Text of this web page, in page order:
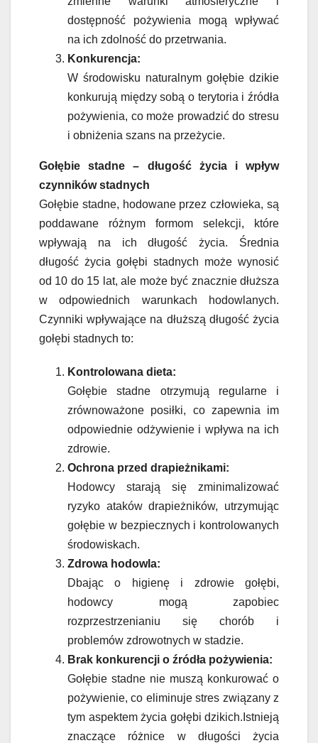
dostępność pożywienia mogą wpływać
na ich zdolność do przetrwania.
Konkurencja:
W środowisku naturalnym gołębie dzikie
konkurują między sobą o terytoria i źródła
pożywienia, co może prowadzić do stresu
i obniżenia szans na przeżycie.
Gołębie stadne – długość życia i wpływ
czynników stadnych
Gołębie stadne, hodowane przez człowieka, są
poddawane różnym formom selekcji, które
wpływają na ich długość życia. Średnia
długość życia gołębi stadnych może wynosić
od 10 do 15 lat, ale może być znacznie dłuższa
w odpowiednich warunkach hodowlanych.
Czynniki wpływające na dłuższą długość życia
gołębi stadnych to:
Kontrolowana dieta:
Gołębie stadne otrzymują regularne i
zrównoważone posiłki, co zapewnia im
odpowiednie odżywienie i wpływa na ich
zdrowie.
Ochrona przed drapieżnikami:
Hodowcy starają się zminimalizować
ryzyko ataków drapieżników, utrzymując
gołębie w bezpiecznych i kontrolowanych
środowiskach.
Zdrowa hodowla:
Dbając o higienę i zdrowie gołębi,
hodowcy mogą zapobiec
rozprzestrzenianiu się chorób i
problemów zdrowotnych w stadzie.
Brak konkurencji o źródła pożywienia:
Gołębie stadne nie muszą konkurować o
pożywienie, co eliminuje stres związany z
tym aspektem życia gołębi dzikich.Istnieją
znaczące różnice w długości życia